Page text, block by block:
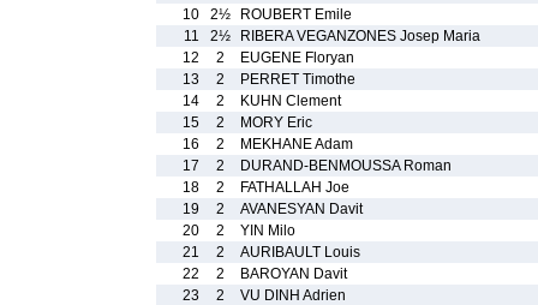
10
2½
ROUBERT Emile
11
2½
RIBERA VEGANZONES Josep Maria
12
2
EUGENE Floryan
13
2
PERRET Timothe
14
2
KUHN Clement
15
2
MORY Eric
16
2
MEKHANE Adam
17
2
DURAND-BENMOUSSA Roman
18
2
FATHALLAH Joe
19
2
AVANESYAN Davit
20
2
YIN Milo
21
2
AURIBAULT Louis
22
2
BAROYAN Davit
23
2
VU DINH Adrien